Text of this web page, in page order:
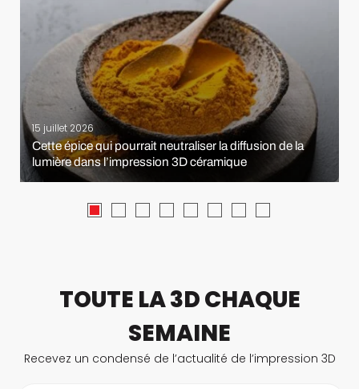
15 juillet 2026
Cette épice qui pourrait neutraliser la diffusion de la
lumière dans l’impression 3D céramique
TOUTE LA 3D CHAQUE
SEMAINE
Recevez un condensé de l’actualité de l’impression 3D